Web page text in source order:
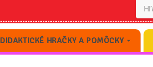
DIDAKTICKÉ HRAČKY A POMÔCKY